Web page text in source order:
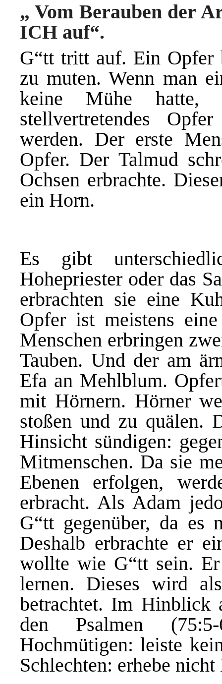
„ Vom Berauben der
ICH auf“.
G“tt tritt auf. Ein Opfer
zu muten. Wenn man
keine Mühe
stellvertretendes
werden. Der erste
Opfer. Der Talmud
Ochsen erbrachte.
ein Horn.
Es gibt
Hohepriester oder das
erbrachten sie eine
Opfer ist meistens
Menschen erbringen
Tauben. Und der am
Efa an Mehlblum.
mit Hörnern. Hörner
stoßen und zu quälen.
Hinsicht sündigen:
Mitmenschen. Da sie
Ebenen erfolgen,
erbracht. Als Adam
G“tt gegenüber, da es
Deshalb erbrachte er
wollte wie G“tt sein.
lernen. Dieses wird
betrachtet. Im Hinblick
den Psalmen
Hochmütigen: leiste
Schlechten: erhebe nicht